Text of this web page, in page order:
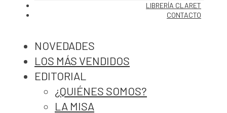
LIBRERÍA CLARET
CONTACTO
NOVEDADES
LOS MÁS VENDIDOS
EDITORIAL
¿QUIÉNES SOMOS?
LA MISA